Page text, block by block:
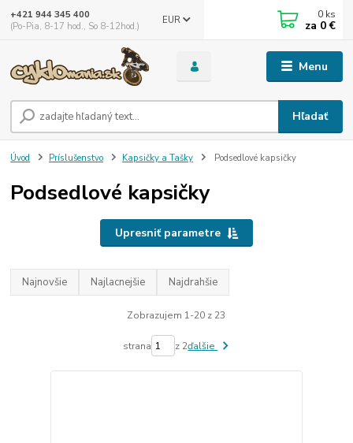
Menu
EUR
Hľadať
+421 944 345 400
(Po-Pia, 8-17 hod., So 8-12hod.)
0 ks
za 0 €
Úvod Príslušenstvo Kapsičky a Tašky Podsedlové kapsičky
Podsedlové kapsičky
Upresniť parametre
Najnovšie Najlacnejšie Najdrahšie
Zobrazujem 1-20 z 23
strana z 2ďalšie